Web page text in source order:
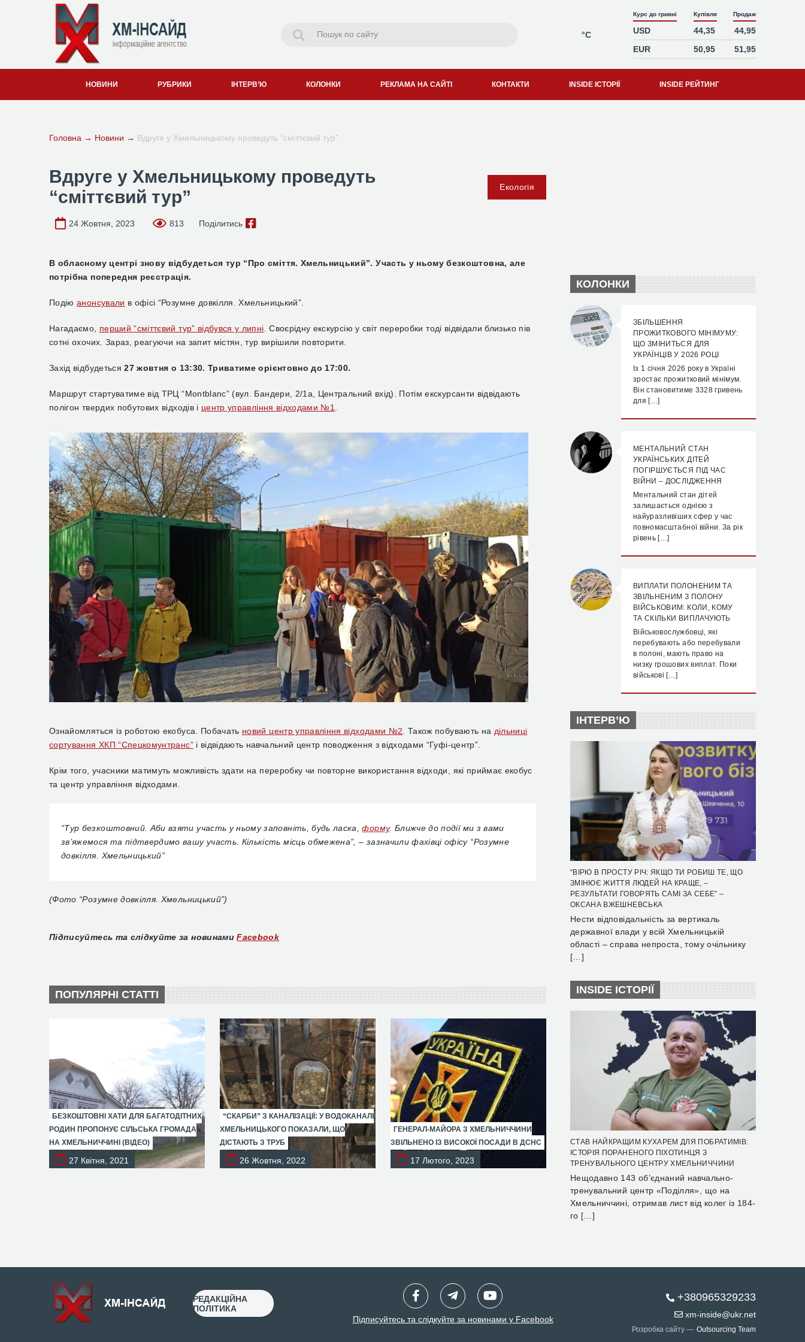
°C
Курс до гривні Купівля Продаж
USD 44,35
44,95
EUR
50,95 51,95
НОВИНИ РУБРИКИ ІНТЕРВ’Ю КОЛОНКИ РЕКЛАМА НА САЙТІ КОНТАКТИ INSIDE ІСТОРІЇ INSIDE РЕЙТИНГ
Головна → Новини → Вдруге у Хмельницькому проведуть “сміттєвий тур”
Вдруге у Хмельницькому проведуть
“сміттєвий тур”
Екологія
24 Жовтня, 2023 813 Поділитись
В обласному центрі знову відбудеться тур “Про сміття. Хмельницький”. Участь у ньому безкоштовна, але
потрібна попередня реєстрація.
Подіюанонсували в офісі “Розумне довкілля. Хмельницький”.
Нагадаємо, перший “сміттєвий тур” відбувся у липні . Своєрідну екскурсію у світ переробки тоді відвідали близько пів
сотні охочих. Зараз, реагуючи на запит містян, тур вирішили повторити.
Захід відбудеться27 жовтня о 13:30. Триватиме орієнтовно до 17:00.
Маршрут стартуватиме від ТРЦ “Montblanc” (вул. Бандери, 2/1а, Центральний вхід). Потім екскурсанти відвідають
полігон твердих побутових відходів і центр управління відходами №1
Ознайомляться із роботою екобуса. Побачать новий центр управління відходами №2 . Також побувають на дільниці
сортування ХКП “Спецкомунтранс”і відвідають навчальний центр поводження з відходами “Гуфі-центр”.
Крім того, учасники матимуть можливість здати на переробку чи повторне використання відходи, які приймає екобус
та центр управління відходами.
“Тур безкоштовний. Аби взяти участь у ньому заповніть, будь ласка,форму. Ближче до події ми з вами
зв’яжемося та підтвердимо вашу участь. Кількість місць обмежена”, – зазначили фахівці офісу “Розумне
довкілля. Хмельницький”
(Фото “Розумне довкілля. Хмельницький”)
Підписуйтесь та слідкуйте за новинами Facebook
ПОПУЛЯРНІ СТАТТІ
БЕЗКОШТОВНІ ХАТИ ДЛЯ БАГАТОДІТНИХ
РОДИН ПРОПОНУЄ СІЛЬСЬКА ГРОМАДА
НА ХМЕЛЬНИЧЧИНІ (ВІДЕО)
27 Квітня, 2021
“СКАРБИ” З КАНАЛІЗАЦІЇ: У ВОДОКАНАЛІ
ХМЕЛЬНИЦЬКОГО ПОКАЗАЛИ, ЩО
ДІСТАЮТЬ З ТРУБ
26 Жовтня, 2022
ГЕНЕРАЛ-МАЙОРА З ХМЕЛЬНИЧЧИНИ
ЗВІЛЬНЕНО ІЗ ВИСОКОЇ ПОСАДИ В ДСНС
17 Лютого, 2023
КОЛОНКИ
ЗБІЛЬШЕННЯ
ПРОЖИТКОВОГО МІНІМУМУ:
ЩО ЗМІНИТЬСЯ ДЛЯ
УКРАЇНЦІВ У 2026 РОЦІ
Із 1 січня 2026 року в Україні
зростає прожитковий мінімум.
Він становитиме 3328 гривень
для […]
МЕНТАЛЬНИЙ СТАН
УКРАЇНСЬКИХ ДІТЕЙ
ПОГІРШУЄТЬСЯ ПІД ЧАС
ВІЙНИ – ДОСЛІДЖЕННЯ
Ментальний стан дітей
залишається однією з
найуразливіших сфер у час
повномасштабної війни. За рік
рівень […]
ВИПЛАТИ ПОЛОНЕНИМ ТА
ЗВІЛЬНЕНИМ З ПОЛОНУ
ВІЙСЬКОВИМ: КОЛИ, КОМУ
ТА СКІЛЬКИ ВИПЛАЧУЮТЬ
Військовослужбовці, які
перебувають або перебували
в полоні, мають право на
низку грошових виплат. Поки
військові […]
ІНТЕРВ’Ю
“ВІРЮ В ПРОСТУ РІЧ: ЯКЩО ТИ РОБИШ ТЕ, ЩО
ЗМІНЮЄ ЖИТТЯ ЛЮДЕЙ НА КРАЩЕ, –
РЕЗУЛЬТАТИ ГОВОРЯТЬ САМІ ЗА СЕБЕ” –
ОКСАНА ВЖЕШНЕВСЬКА
Нести відповідальність за вертикаль
державної влади у всій Хмельницькій
області – справа непроста, тому очільнику
[…]
INSIDE ІСТОРІЇ
СТАВ НАЙКРАЩИМ КУХАРЕМ ДЛЯ ПОБРАТИМІВ:
ІСТОРІЯ ПОРАНЕНОГО ПІХОТИНЦЯ З
ТРЕНУВАЛЬНОГО ЦЕНТРУ ХМЕЛЬНИЧЧИНИ
Нещодавно 143 об’єднаний навчально-
тренувальний центр «Поділля», що на
Хмельниччині, отримав лист від колег із 184-
го […]
РЕДАКЦІЙНА
ПОЛІТИКА
Підписуйтесь та слідкуйте за новинами у Facebook
+380965329233
xm-inside@ukr.net
Розробка сайту — Outsourcing Team